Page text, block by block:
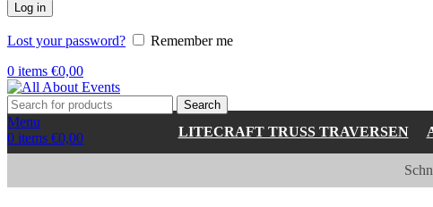
Log in
Lost your password?
Remember me
0 items €0,00
Search
Menu
0 items €0,00 LITECRAFT TRUSS TRAVERSEN